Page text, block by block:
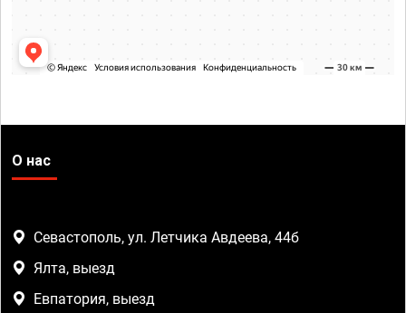
О нас
Севастополь, ул. Летчика Авдеева, 44б
Ялта, выезд
Евпатория, выезд